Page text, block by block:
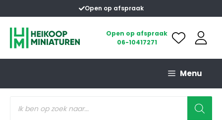
naar
inhoud
Open op afspraak
Open op afspraak
06-10417271
Menu
zoeken